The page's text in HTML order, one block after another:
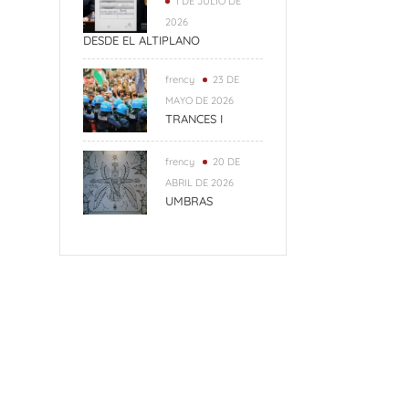
2026
DESDE EL ALTIPLANO
frency
23 DE
MAYO DE 2026
TRANCES I
frency
20 DE
ABRIL DE 2026
UMBRAS